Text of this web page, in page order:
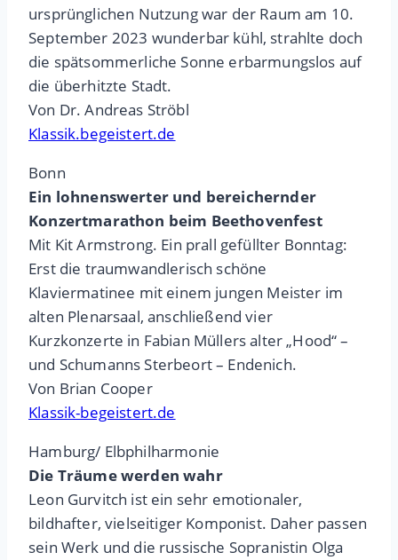
ursprünglichen Nutzung war der Raum am 10.
September 2023 wunderbar kühl, strahlte doch
die spätsommerliche Sonne erbarmungslos auf
die überhitzte Stadt.
Von Dr. Andreas Ströbl
Klassik.begeistert.de
Bonn
Ein lohnenswerter und bereichernder
Konzertmarathon beim Beethovenfest
Mit Kit Armstrong. Ein prall gefüllter Bonntag:
Erst die traumwandlerisch schöne
Klaviermatinee mit einem jungen Meister im
alten Plenarsaal, anschließend vier
Kurzkonzerte in Fabian Müllers alter „Hood“ –
und Schumanns Sterbeort – Endenich.
Von Brian Cooper
Klassik-begeistert.de
Hamburg/ Elbphilharmonie
Die Träume werden wahr
Leon Gurvitch ist ein sehr emotionaler,
bildhafter, vielseitiger Komponist. Daher passen
sein Werk und die russische Sopranistin Olga